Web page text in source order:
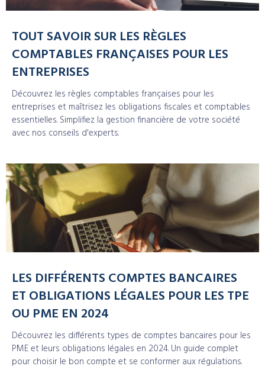
TOUT SAVOIR SUR LES RÈGLES
COMPTABLES FRANÇAISES POUR LES
ENTREPRISES
Découvrez les règles comptables françaises pour les
entreprises et maîtrisez les obligations fiscales et comptables
essentielles. Simplifiez la gestion financière de votre société
avec nos conseils d'experts.
LES DIFFÉRENTS COMPTES BANCAIRES
ET OBLIGATIONS LÉGALES POUR LES TPE
OU PME EN 2024
Découvrez les différents types de comptes bancaires pour les
PME et leurs obligations légales en 2024. Un guide complet
pour choisir le bon compte et se conformer aux régulations.